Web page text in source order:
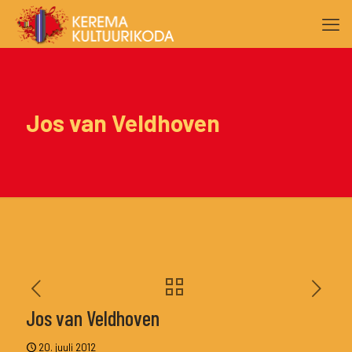
Jos van Veldhoven
Jos van Veldhoven
20. juuli 2012